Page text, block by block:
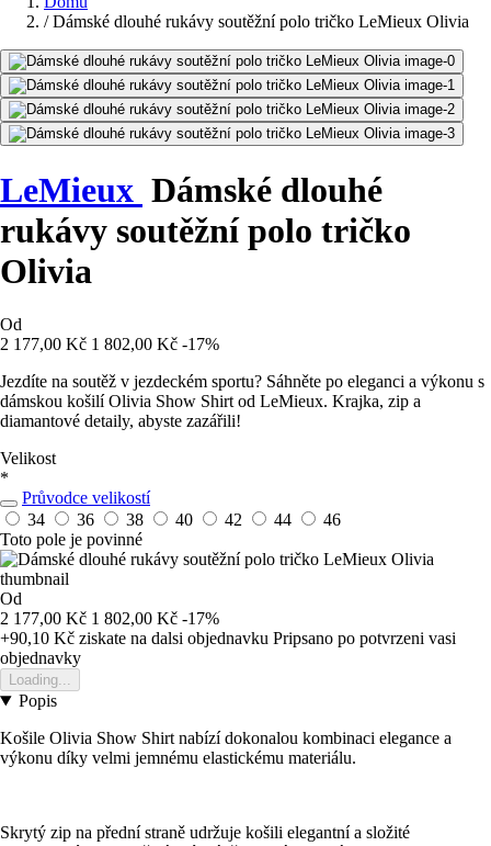
/ Dámské dlouhé rukávy soutěžní polo tričko LeMieux Olivia
LeMieux Dámské dlouhé
rukávy soutěžní polo tričko
Olivia
Od
2 177,00 Kč 1 802,00 Kč -17%
Jezdíte na soutěž v jezdeckém sportu? Sáhněte po eleganci a výkonu s
dámskou košilí Olivia Show Shirt od LeMieux. Krajka, zip a
diamantové detaily, abyste zazářili!
Velikost
*
Průvodce velikostí
34
36 38 40 42 44
46
Toto pole je povinné
Od
2 177,00 Kč 1 802,00 Kč -17%
+90,10 Kč ziskate na dalsi objednavku Pripsano po potvrzeni vasi
objednavky
Loading...
Popis
Košile Olivia Show Shirt nabízí dokonalou kombinaci elegance a
výkonu díky velmi jemnému elastickému materiálu.
Skrytý zip na přední straně udržuje košili elegantní a složité